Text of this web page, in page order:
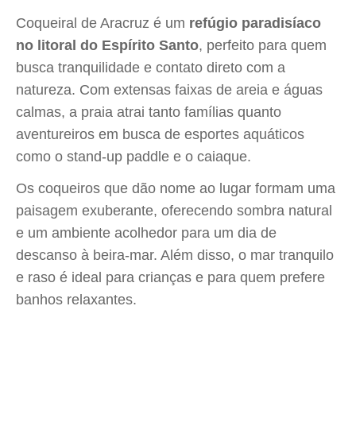
Coqueiral de Aracruz é um refúgio paradisíaco
no litoral do Espírito Santo, perfeito para quem
busca tranquilidade e contato direto com a
natureza. Com extensas faixas de areia e águas
calmas, a praia atrai tanto famílias quanto
aventureiros em busca de esportes aquáticos
como o stand-up paddle e o caiaque.
Os coqueiros que dão nome ao lugar formam uma
paisagem exuberante, oferecendo sombra natural
e um ambiente acolhedor para um dia de
descanso à beira-mar. Além disso, o mar tranquilo
e raso é ideal para crianças e para quem prefere
banhos relaxantes.